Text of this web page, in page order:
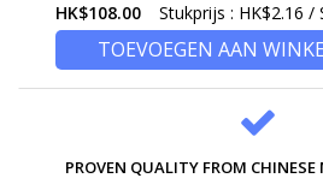
HK$108.00 Stukprijs : HK$2.16 /
TOEVOEGEN AAN
PROVEN QUALITY FROM